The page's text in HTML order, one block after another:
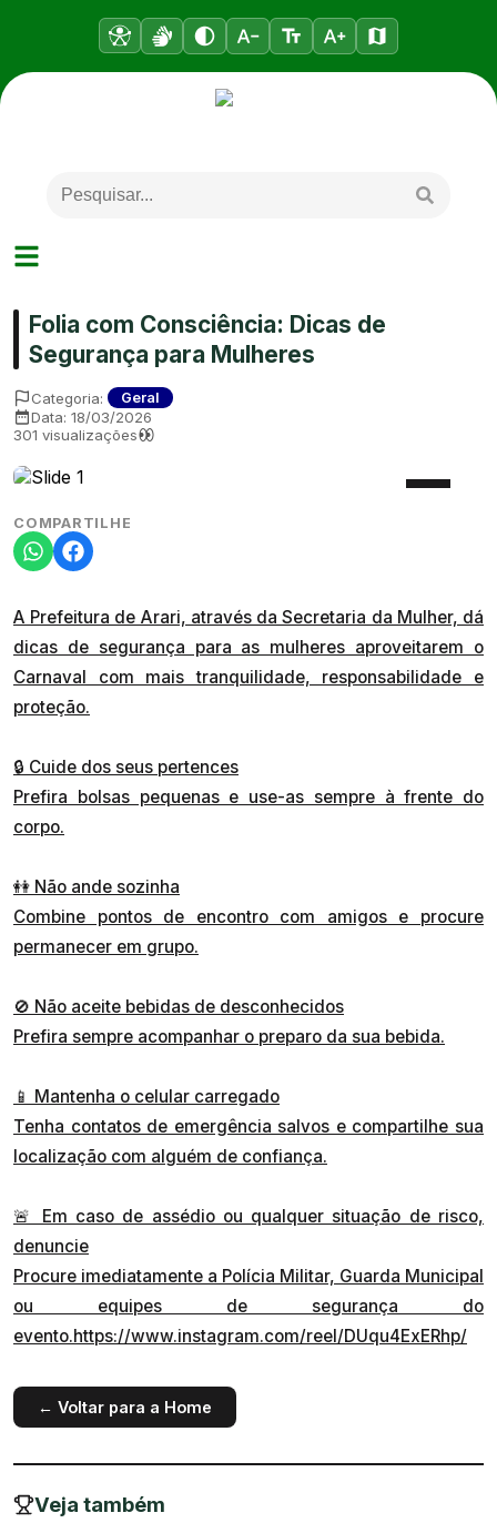
Folia com Consciência: Dicas de
Segurança para Mulheres
Categoria: Geral
Data: 18/03/2026
301 visualizações
COMPARTILHE
A Prefeitura de Arari, através da Secretaria da Mulher, dá
dicas de segurança para as mulheres aproveitarem o
Carnaval com mais tranquilidade, responsabilidade e
proteção.
🔒 Cuide dos seus pertences
Prefira bolsas pequenas e use-as sempre à frente do
corpo.
👭 Não ande sozinha
Combine pontos de encontro com amigos e procure
permanecer em grupo.
🚫 Não aceite bebidas de desconhecidos
Prefira sempre acompanhar o preparo da sua bebida.
📱 Mantenha o celular carregado
Tenha contatos de emergência salvos e compartilhe sua
localização com alguém de confiança.
🚨 Em caso de assédio ou qualquer situação de risco,
denuncie
Procure imediatamente a Polícia Militar, Guarda Municipal
ou equipes de segurança do
evento.https://www.instagram.com/reel/DUqu4ExERhp/
← Voltar para a Home
Veja também